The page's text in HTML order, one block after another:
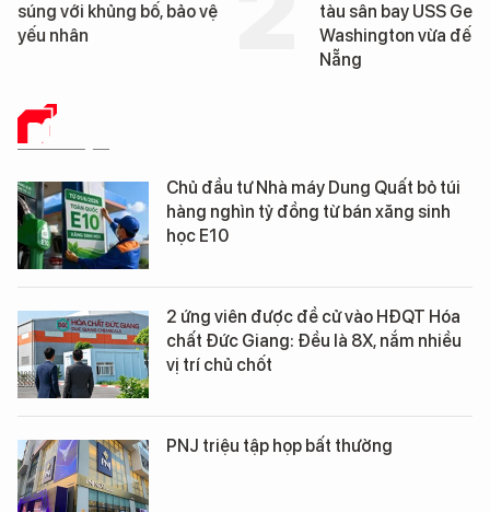
tàu sân bay USS George
Washington vừa đến Đà
tống tàu sân bay USS
George Washington
Đà Nẵng
DỮ LIỆU
Chủ đầu tư Nhà máy Dung Quất bỏ túi
hàng nghìn tỷ đồng từ bán xăng sinh
học E10
2 ứng viên được đề cử vào HĐQT Hóa
chất Đức Giang: Đều là 8X, nắm nhiều
vị trí chủ chốt
PNJ triệu tập họp bất thường